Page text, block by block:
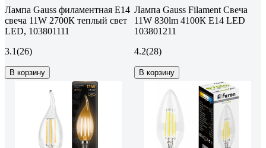
Лампа Gauss филаментная E14
свеча 11W 2700К теплый свет
LED, 103801111
3.1(26)
В корзину
Лампа Gauss Filament Свеча
11W 830lm 4100К Е14 LED
103801211
4.2(28)
В корзину